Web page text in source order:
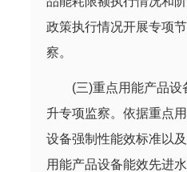
政策执行情况开展专项
察。
(三)重点用能产品设
升专项监察。依据重点
设备强制性能效标准以
用能产品设备能效先进